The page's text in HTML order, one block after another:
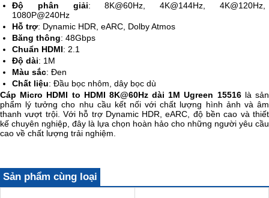
Độ phân giải: 8K@60Hz, 4K@144Hz, 4K@120Hz,
1080P@240Hz
Hỗ trợ: Dynamic HDR, eARC, Dolby Atmos
Băng thông: 48Gbps
Chuẩn HDMI: 2.1
Độ dài: 1M
Màu sắc: Đen
Chất liệu: Đầu bọc nhôm, dây bọc dù
Cáp Micro HDMI to HDMI 8K@60Hz dài 1M Ugreen 15516là sản
phẩm lý tưởng cho nhu cầu kết nối với chất lượng hình ảnh và âm
thanh vượt trội. Với hỗ trợ Dynamic HDR, eARC, độ bền cao và thiết
kế chuyên nghiệp, đây là lựa chọn hoàn hảo cho những người yêu cầu
cao về chất lượng trải nghiệm.
Sản phẩm cùng loại